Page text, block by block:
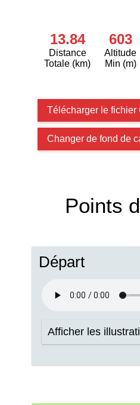
13.84
Distance
Totale (km)
603
Altitude
Min (m)
Télécharger le fichier
Changer de fond de
Points
Départ
Afficher les